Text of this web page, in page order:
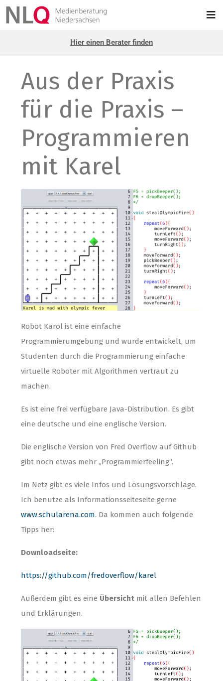
Hier einen Berater finden
Aus der Praxis
für die Praxis –
Programmieren
mit Karel
Robot Karol ist eine einfache
Programmierumgebung und wurde entwickelt, um
Studenten durch die Programmierung einfache
virtuelle Roboter mit Algorithmen vertraut zu
machen.
Es ist eine frei verfügbare Java-Distribution. Es gibt
eine deutsche und eine englische Version.
Die englische Version von Fred Overflow auf Github
gibt noch etwas mehr „Programmierfeeling“.
Im Netz gibt es viele Infos und Lösungsvorschläge.
Ich benutze als Informationsseiteseite gerne
www.schularena.com. Da kommen auch folgende
Tipps her:
Downloadseite:
https://github.com/fredoverflow/karel
Außerdem gibt es eine Übersicht mit allen Befehlen
und Erklärungen.